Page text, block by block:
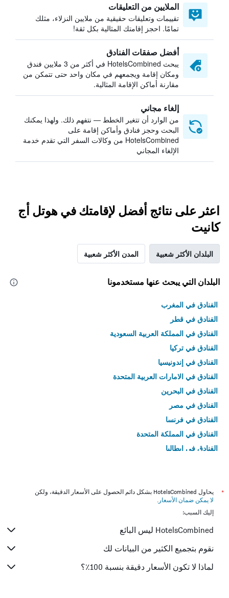
الملايين من التعليقات
تقييمات وتعليقات حقيقية من ملايين النزلاء، مثلك
تمامًا. احجز إقامتك المثالية بكل ثقة!
أفضل صفقات الفنادق
يبحث HotelsCombined في أكثر من 3 ملايين فندق
ومكان إقامة ويجمعهم في مكان واحد حتى تتمكن من
مقارنة أماكن الإقامة المثالية.
إلغاء مجاني
من الوارد أن تتغير الخطط — نتفهم ذلك. ولهذا يمكنك
البحث وحجز فنادق وأماكن إقامة على
HotelsCombined من وكالات السفر التي تقدم خدمة
الإلغاء المجاني
اعثر على نتائج أفضل لإقامتك في هوتل أج
كانيت
البلدان الأكثر شعبية المدن الأكثر شعبية
البلدان التي يبحث عنها مستخدمونا
الفنادق في المغرب
الفنادق في قطر
الفنادق في المملكة العربية السعودية
الفنادق في تركيا
الفنادق في إندونيسيا
الفنادق في الامارات العربية المتحدة
الفنادق في البحرين
الفنادق في مصر
الفنادق في فرنسا
الفنادق في المملكة المتحدة
الفنادق في إيطاليا
*
يحاول HotelsCombined بشكل دائم الحصول على الأسعار الدقيقة، ولكن
لا يمكن ضمان الأسعار .
إليك السبب:
HotelsCombined ليس البائع
نقوم بتجميع الكثير من البيانات لك
لماذا لا تكون الأسعار دقيقة بنسبة 100٪؟